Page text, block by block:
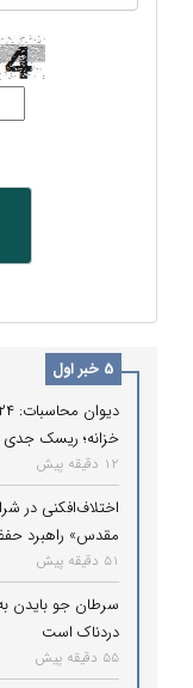
5 خبر اول
خزانه؛ ریسک جدی
12 دقیقه پیش
اختلاف‌افکنی در
مقدس» راهبرد
51 دقیقه پیش
سرطان جو بایدن
دردناک است
55 دقیقه پیش